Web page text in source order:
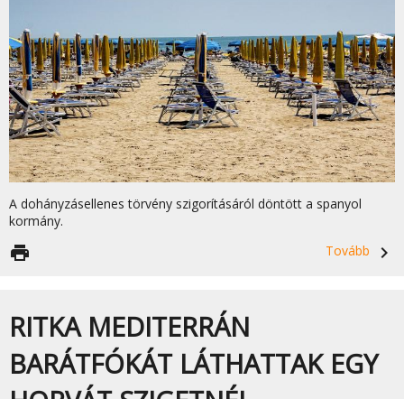
A dohányzásellenes törvény szigorításáról döntött a spanyol
kormány.
Tovább
navigate_next
print
RITKA MEDITERRÁN
BARÁTFÓKÁT LÁTHATTAK EGY